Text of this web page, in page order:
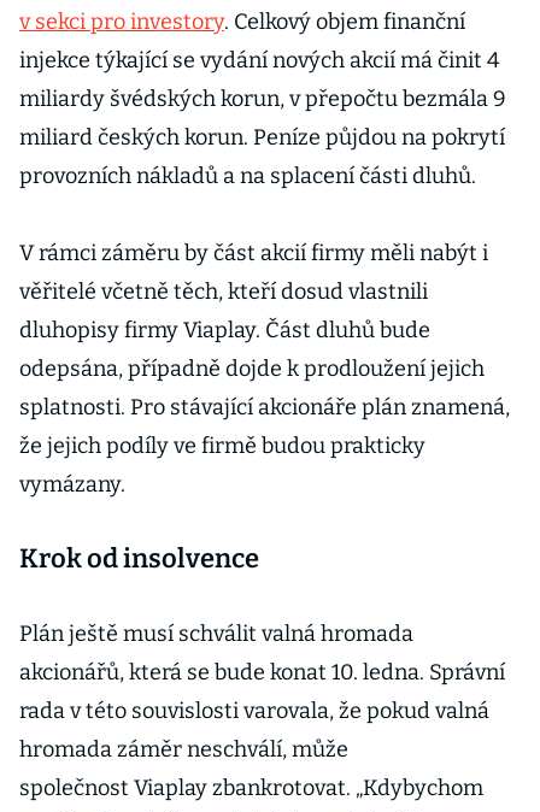
v sekci pro investory. Celkový objem finanční
injekce týkající se vydání nových akcií má činit 4
miliardy švédských korun, v přepočtu bezmála 9
miliard českých korun. Peníze půjdou na pokrytí
provozních nákladů a na splacení části dluhů.
V rámci záměru by část akcií firmy měli nabýt i
věřitelé včetně těch, kteří dosud vlastnili
dluhopisy firmy Viaplay. Část dluhů bude
odepsána, případně dojde k prodloužení jejich
splatnosti. Pro stávající akcionáře plán znamená,
že jejich podíly ve firmě budou prakticky
vymázany.
Krok od insolvence
Plán ještě musí schválit valná hromada
akcionářů, která se bude konat 10. ledna. Správní
rada v této souvislosti varovala, že pokud valná
hromada záměr neschválí, může
společnost Viaplay zbankrotovat. „Kdybychom